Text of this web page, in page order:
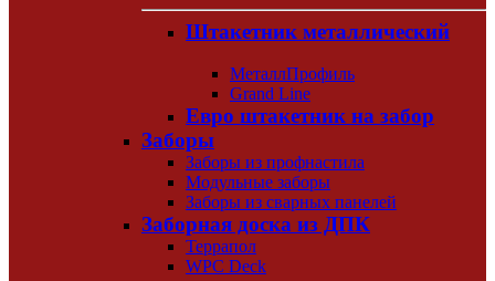
Штакетник металлический
МеталлПрофиль
Grand Line
Евро штакетник на забор
Заборы
Заборы из профнастила
Модульные заборы
Заборы из сварных панелей
Заборная доска из ДПК
Террапол
WPC Deck